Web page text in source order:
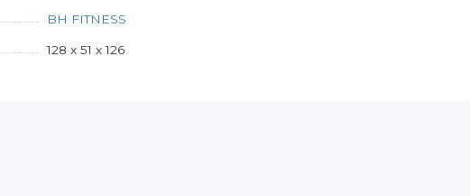
BH FITNESS
128 х 51 х 126